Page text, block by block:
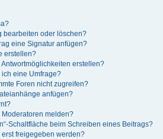
bearbeiten oder löschen?
eine Signatur anfügen?
erstellen?
erstellen?
eine Umfrage?
Foren nicht zugreifen?
anfügen?
melden?
Schaltfläche beim Schreiben eines Beitrags?
freigegeben werden?